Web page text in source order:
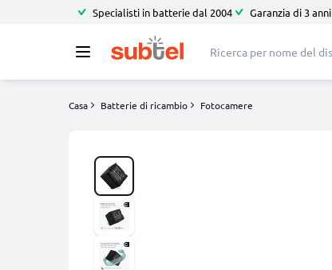
Specialisti in batterie dal 2004 Garanzia di 3 anni
Casa Batterie di ricambio Fotocamere